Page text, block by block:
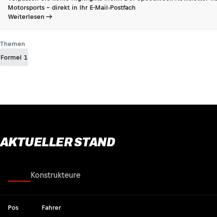
Motorsports - direkt in Ihr E-Mail-Postfach
Weiterlesen
Themen
Formel 1
AKTUELLER STAND
Konstrukteure
Pos Fahrer